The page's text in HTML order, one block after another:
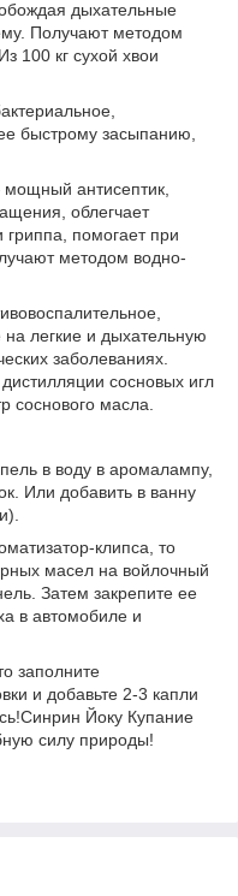
дыхательные
Получают методом
100 кг сухой хвои
быстрому засыпанию,
антисептик,
облегчает
гриппа, помогает при
методом водно-
на легкие и дыхательную
заболеваниях.
сосновых игл
соснового масла.
в воду в аромалампу,
Или добавить в ванну
клипса, то
масел на войлочный
Затем закрепите ее
в автомобиле и
заполните
и добавьте 2-3 капли
Йоку Купание
силу природы!